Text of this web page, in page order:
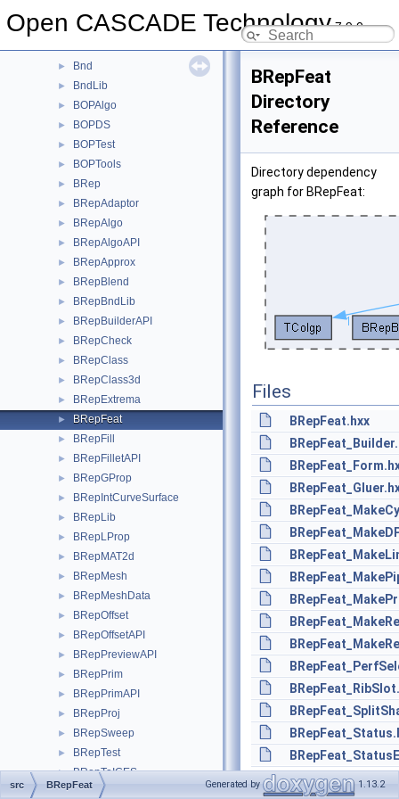
Open CASCADE Technology7.9.0
Blend
► Bnd
► BndLib
► BOPAlgo
► BOPDS
► BOPTest
► BOPTools
► BRep
► BRepAdaptor
► BRepAlgo
► BRepAlgoAPI
► BRepApprox
► BRepBlend
► BRepBndLib
► BRepBuilderAPI
► BRepCheck
► BRepClass
► BRepClass3d
► BRepExtrema
► BRepFeat
► BRepFill
► BRepFilletAPI
► BRepGProp
► BRepIntCurveSurface
► BRepLib
► BRepLProp
► BRepMAT2d
► BRepMesh
► BRepMeshData
► BRepOffset
► BRepOffsetAPI
► BRepPreviewAPI
► BRepPrim
► BRepPrimAPI
► BRepProj
► BRepSweep
► BRepTest
► BRepToIGES
► BRepToIGESBRep
BRepFeat
Directory
Reference
Directory dependency
graph for BRepFeat:
Files
BRepFeat.hxx
src BRepFeat Generated by 1.13.2